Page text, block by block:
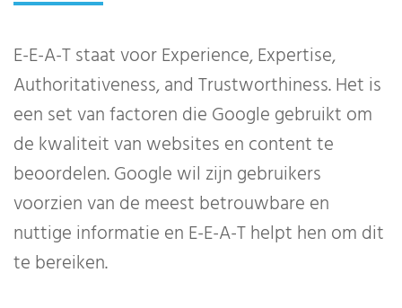
E-E-A-T staat voor Experience, Expertise,
Authoritativeness, and Trustworthiness. Het is
een set van factoren die Google gebruikt om
de kwaliteit van websites en content te
beoordelen. Google wil zijn gebruikers
voorzien van de meest betrouwbare en
nuttige informatie en E-E-A-T helpt hen om dit
te bereiken.